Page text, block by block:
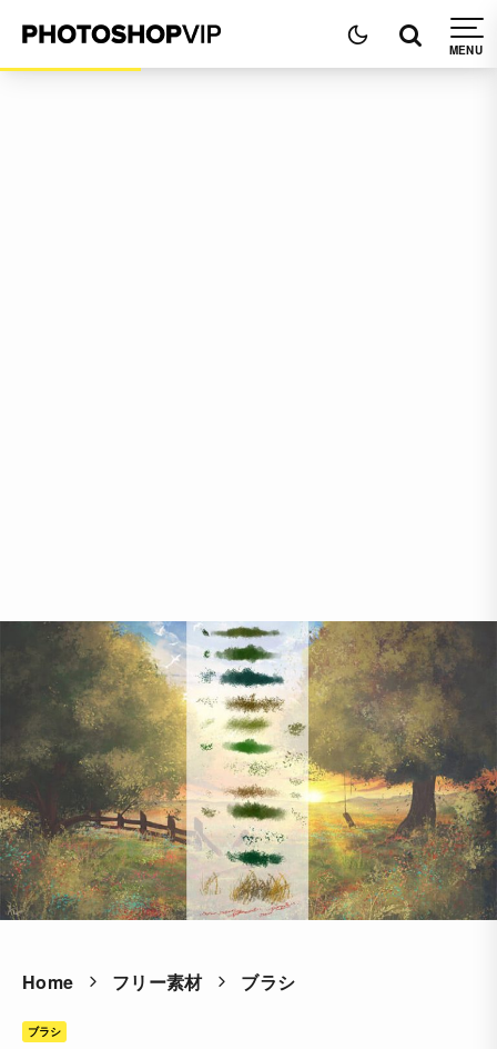
Home フリー素材 ブラシ
ブラシ